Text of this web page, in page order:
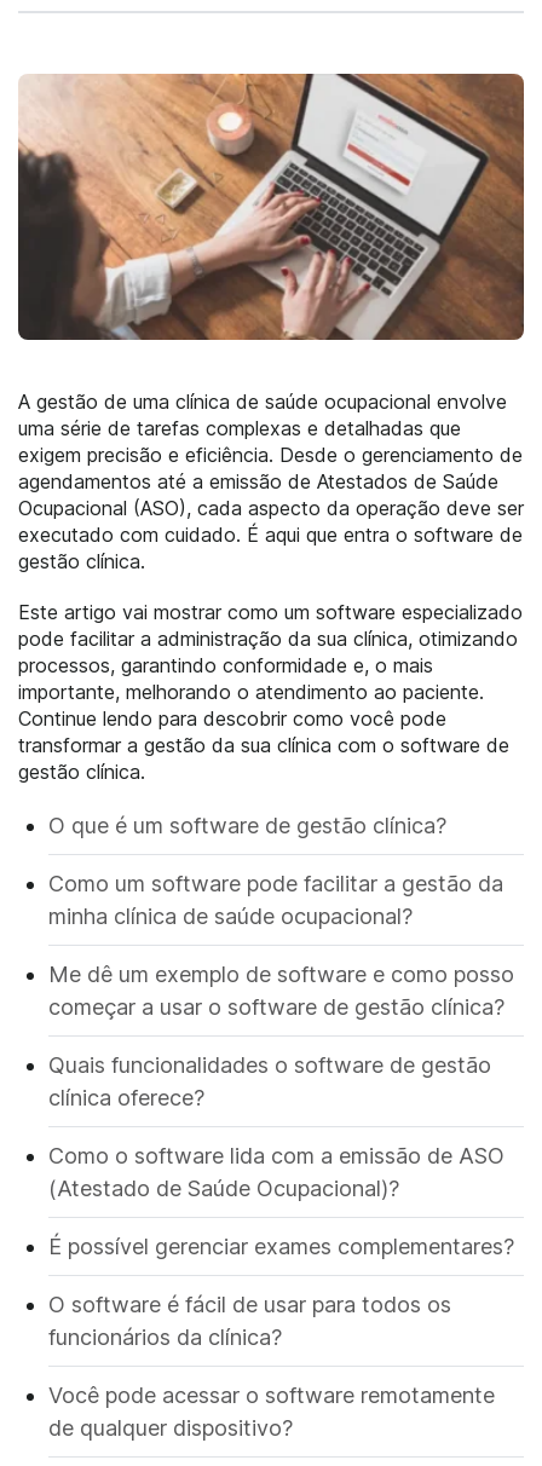
A gestão de uma clínica de saúde ocupacional envolve
uma série de tarefas complexas e detalhadas que
exigem precisão e eficiência. Desde o gerenciamento de
agendamentos até a emissão de Atestados de Saúde
Ocupacional (ASO), cada aspecto da operação deve ser
executado com cuidado. É aqui que entra o software de
gestão clínica.
Este artigo vai mostrar como um software especializado
pode facilitar a administração da sua clínica, otimizando
processos, garantindo conformidade e, o mais
importante, melhorando o atendimento ao paciente.
Continue lendo para descobrir como você pode
transformar a gestão da sua clínica com o software de
gestão clínica.
O que é um software de gestão clínica?
Como um software pode facilitar a gestão da
minha clínica de saúde ocupacional?
Me dê um exemplo de software e como posso
começar a usar o software de gestão clínica?
Quais funcionalidades o software de gestão
clínica oferece?
Como o software lida com a emissão de ASO
(Atestado de Saúde Ocupacional)?
É possível gerenciar exames complementares?
O software é fácil de usar para todos os
funcionários da clínica?
Você pode acessar o software remotamente
de qualquer dispositivo?